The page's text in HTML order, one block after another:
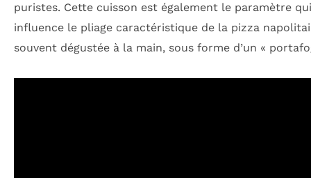
puristes. Cette cuisson est également le paramètre qui
influence le pliage caractéristique de la pizza
souvent dégustée à la main, sous forme d’un «